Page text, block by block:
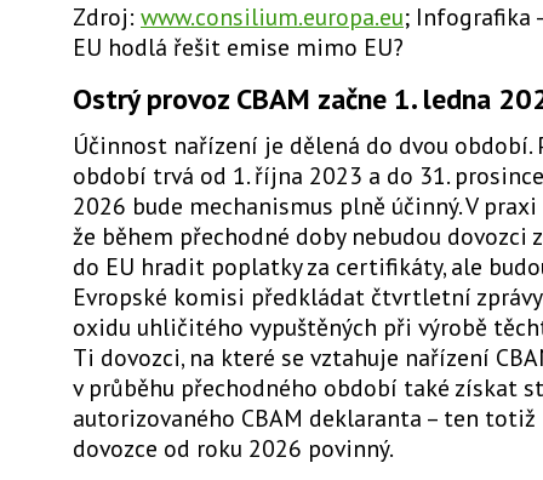
Zdroj: www.consilium.europa.eu; Infografika
EU hodlá řešit emise mimo EU?
Ostrý provoz CBAM začne 1. ledna
Účinnost nařízení je dělená do dvou období.
období trvá od 1. října 2023 a do 31.
2026 bude mechanismus plně účinný. V
že během přechodné doby nebudou dovozci
do EU hradit poplatky za certifikáty, ale
Evropské komisi předkládat čtvrtletní
oxidu uhličitého vypuštěných při výrobě
Ti dovozci, na které se vztahuje nařízení
v průběhu přechodného období také získat
autorizovaného CBAM deklaranta – ten totiž
dovozce od roku 2026 povinný.